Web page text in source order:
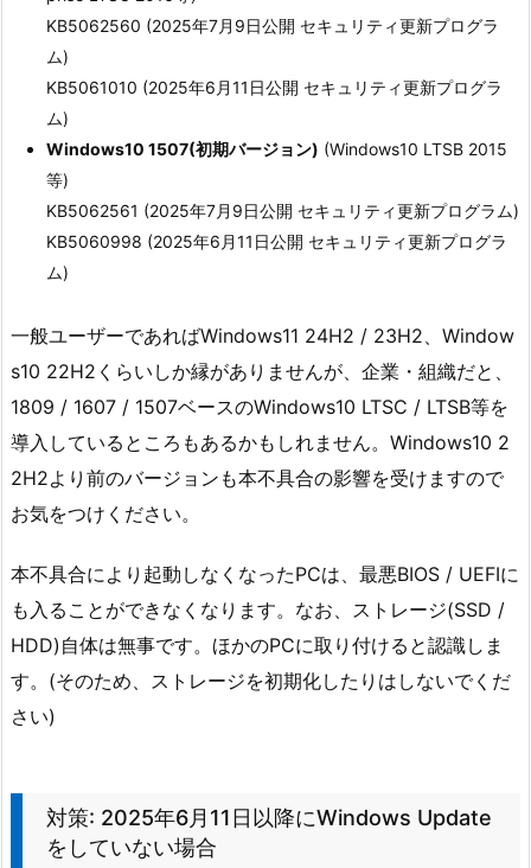
KB5062560 (2025年7月9日公開 セキュリティ更新プログラ
ム)
KB5061010 (2025年6月11日公開 セキュリティ更新プログラ
ム)
Windows10 1507(初期バージョン) (Windows10 LTSB 2015
等)
KB5062561 (2025年7月9日公開 セキュリティ更新プログラム)
KB5060998 (2025年6月11日公開 セキュリティ更新プログラ
ム)
一般ユーザーであればWindows11 24H2 / 23H2、Window
s10 22H2くらいしか縁がありませんが、企業・組織だと、
1809 / 1607 / 1507ベースのWindows10 LTSC / LTSB等を
導入しているところもあるかもしれません。Windows10 2
2H2より前のバージョンも本不具合の影響を受けますので
お気をつけください。
本不具合により起動しなくなったPCは、最悪BIOS / UEFIに
も入ることができなくなります。なお、ストレージ(SSD /
HDD)自体は無事です。ほかのPCに取り付けると認識しま
す。(そのため、ストレージを初期化したりはしないでくだ
さい)
対策: 2025年6月11日以降にWindows Update
をしていない場合